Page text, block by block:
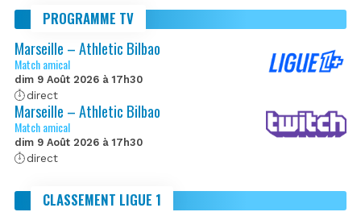
PROGRAMME TV
Marseille – Athletic Bilbao
Match amical
dim 9 Août 2026 à 17h30
direct
Marseille – Athletic Bilbao
Match amical
dim 9 Août 2026 à 17h30
direct
CLASSEMENT LIGUE 1